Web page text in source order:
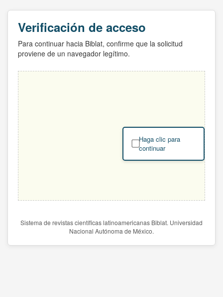
Verificación de acceso
Para continuar hacia Biblat, confirme que la solicitud
proviene de un navegador legítimo.
Haga clic para
continuar
Sistema de revistas científicas latinoamericanas Biblat. Universidad
Nacional Autónoma de México.